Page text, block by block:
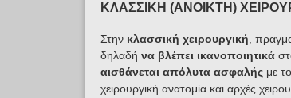
ΚΛΑΣΣΙΚΗ (ΑΝΟΙΚΤΗ)
Στην κλασσική χειρουργική ,
δηλαδή να βλέπει ικανοποιητικά
αισθάνεται απόλυτα ασφαλήςμε
χειρουργική ανατομία και αρχές